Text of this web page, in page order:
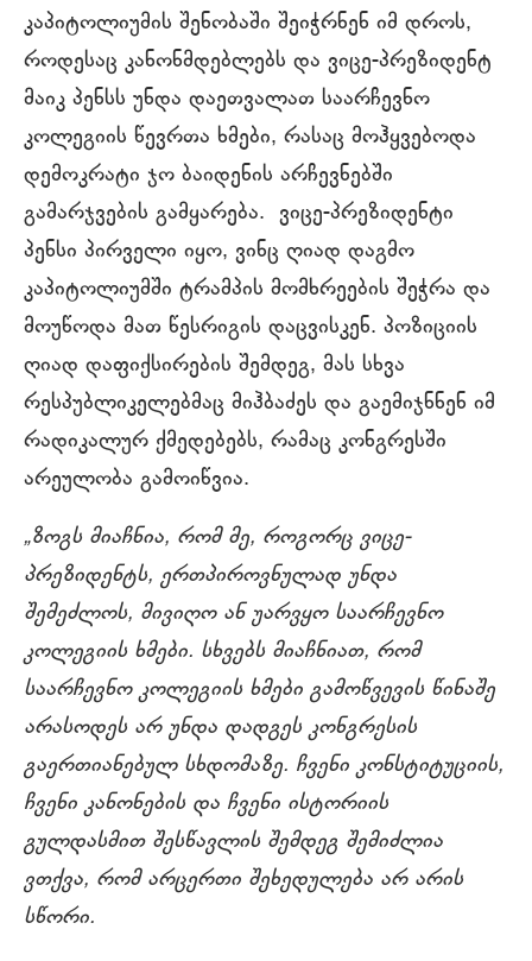
კაპიტოლიუმის შენობაში შეიჭრნენ იმ დროს,
როდესაც კანონმდებლებს და ვიცე-პრეზიდენტ
მაიკ პენსს უნდა დაეთვალათ საარჩევნო
კოლეგიის წევრთა ხმები, რასაც მოჰყვებოდა
დემოკრატი ჯო ბაიდენის არჩევნებში
გამარჯვების გამყარება. ვიცე-პრეზიდენტი
პენსი პირველი იყო, ვინც ღიად დაგმო
კაპიტოლიუმში ტრამპის მომხრეების შეჭრა და
მოუწოდა მათ წესრიგის დაცვისკენ. პოზიციის
ღიად დაფიქსირების შემდეგ, მას სხვა
რესპუბლიკელებმაც მიჰბაძეს და გაემიჯნნენ იმ
რადიკალურ ქმედებებს, რამაც კონგრესში
არეულობა გამოიწვია.
„ზოგს მიაჩნია, რომ მე, როგორც ვიცე-
პრეზიდენტს, ერთპიროვნულად უნდა
შემეძლოს, მივიღო ან უარვყო საარჩევნო
კოლეგიის ხმები. სხვებს მიაჩნიათ, რომ
საარჩევნო კოლეგიის ხმები გამოწვევის წინაშე
არასოდეს არ უნდა დადგეს კონგრესის
გაერთიანებულ სხდომაზე. ჩვენი კონსტიტუციის,
ჩვენი კანონების და ჩვენი ისტორიის
გულდასმით შესწავლის შემდეგ შემიძლია
ვთქვა, რომ არცერთი შეხედულება არ არის
სწორი.